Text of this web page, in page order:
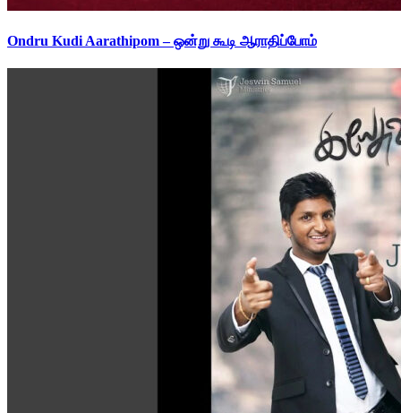
Ondru Kudi Aarathipom – ஒன்று கூடி ஆராதிப்போம்